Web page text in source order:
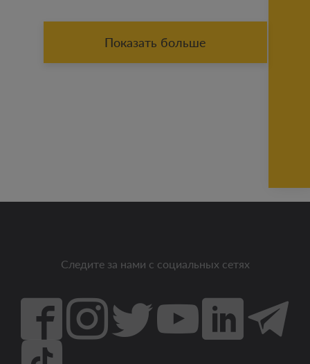
Показать больше
Следите за нами с социальных сетях